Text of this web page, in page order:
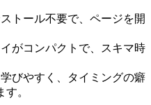
トール不要で、ページを開
がコンパクトで、スキマ時
びやすく、タイミングの癖
。